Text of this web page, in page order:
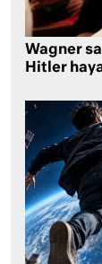
Wagner
Hitler